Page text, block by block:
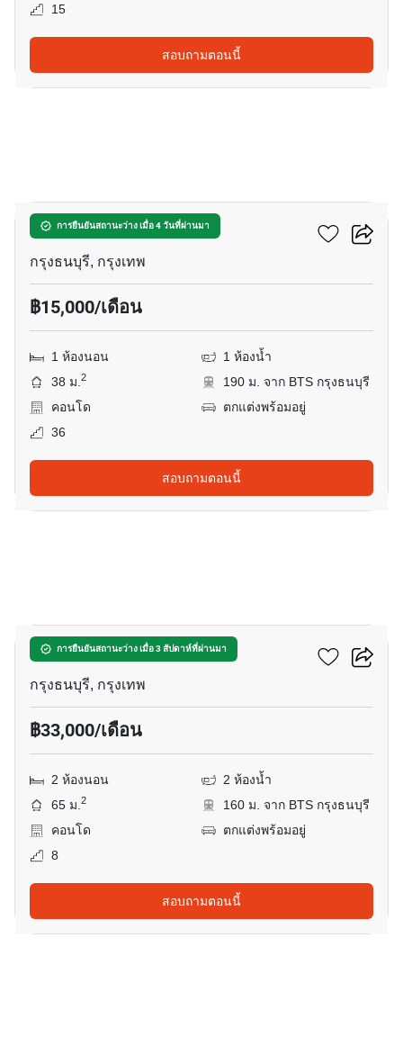
15
สอบถามตอนนี้
การยืนยันสถานะว่าง เมื่อ 4 วันที่ผ่านมา
วิลล่า สาทร
กรุงธนบุรี, กรุงเทพ
฿15,000/เดือน
1 ห้องนอน
1 ห้องน้ำ
38 ม.2
190 ม. จาก BTS กรุงธนบุรี
คอนโด
ตกแต่งพร้อมอยู่
36
สอบถามตอนนี้
การยืนยันสถานะว่าง เมื่อ 3 สัปดาห์ที่ผ่านมา
คิว เฮาส์ สาทร
กรุงธนบุรี, กรุงเทพ
฿33,000/เดือน
2 ห้องนอน
2 ห้องน้ำ
65 ม.2
160 ม. จาก BTS กรุงธนบุรี
คอนโด
ตกแต่งพร้อมอยู่
8
สอบถามตอนนี้